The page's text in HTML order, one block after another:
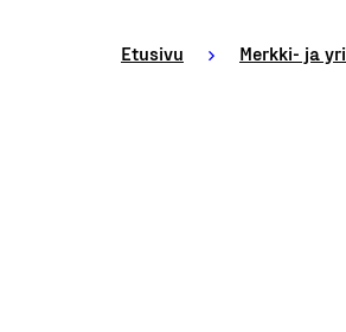
Etusivu Merkki- ja